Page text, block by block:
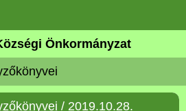
Önkormányzat
/ 2019.10.28.